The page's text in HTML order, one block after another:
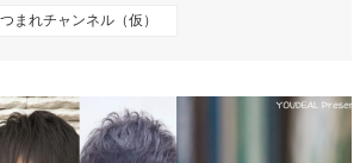
まれチャンネル（仮）